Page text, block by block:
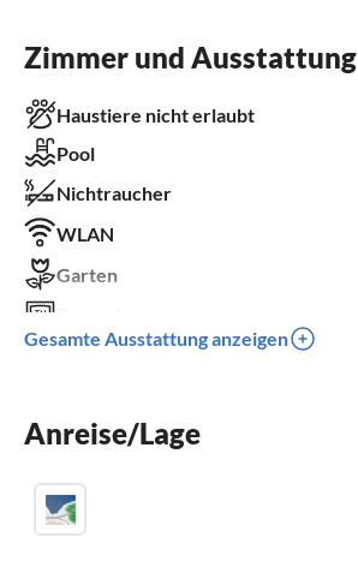
Zimmer und Ausstattung
Haustiere nicht erlaubt
Pool
Nichtraucher
WLAN
Garten
Terrasse
Waschmaschine
Gesamte Ausstattung anzeigen
Anreise/Lage